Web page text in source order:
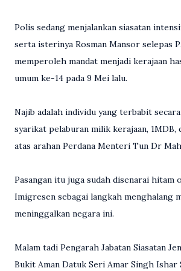
Polis sedang menjalankan siasatan
serta isterinya Rosman Mansor selepas
memperoleh mandat menjadi kerajaan
umum ke-14 pada 9 Mei lalu.
Najib adalah individu yang terbabit
syarikat pelaburan milik kerajaan, 1MDB,
atas arahan Perdana Menteri Tun Dr
Pasangan itu juga sudah disenarai hitam
Imigresen sebagai langkah menghalang
meninggalkan negara ini.
Malam tadi Pengarah Jabatan Siasatan
Bukit Aman Datuk Seri Amar Singh Ishar